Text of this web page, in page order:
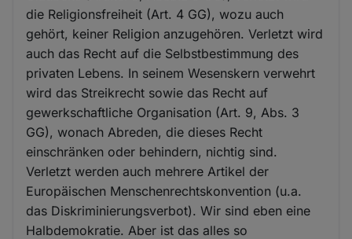
die Religionsfreiheit (Art. 4 GG), wozu auch
gehört, keiner Religion anzugehören. Verletzt wird
auch das Recht auf die Selbstbestimmung des
privaten Lebens. In seinem Wesenskern verwehrt
wird das Streikrecht sowie das Recht auf
gewerkschaftliche Organisation (Art. 9, Abs. 3
GG), wonach Abreden, die dieses Recht
einschränken oder behindern, nichtig sind.
Verletzt werden auch mehrere Artikel der
Europäischen Menschenrechtskonvention (u.a.
das Diskriminierungsverbot). Wir sind eben eine
Halbdemokratie. Aber ist das alles so